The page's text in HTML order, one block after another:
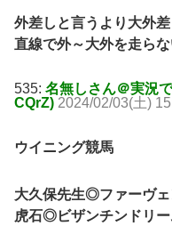
外差しと言うより大外
直線で外～大外を走ら
535: 名無しさん＠実況
CQrZ) 2024/02/03(土)
ウイニング競馬
大久保先生◎ファーヴェ
虎石◎ビザンチンドリー